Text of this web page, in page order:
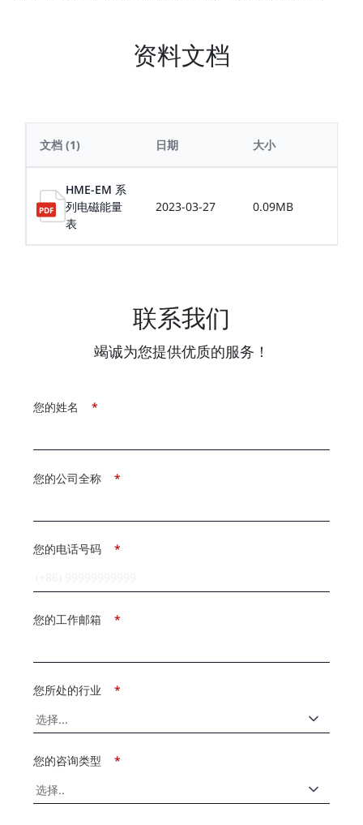
资料文档
文档 (1) 日期 大小
HME-EM 系
列电磁能量
表
2023-03-27 0.09MB
联系我们
竭诚为您提供优质的服务！
*
您的姓名
*
您的公司全称
*
您的电话号码
*
您的工作邮箱
*
您所处的行业
*
您的咨询类型